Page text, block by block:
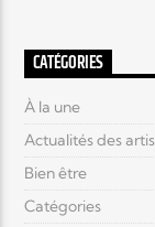
CATÉGORIES
À la une
Actualités des
Bien être
Catégories